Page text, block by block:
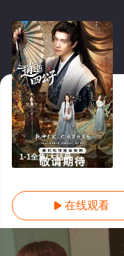
1-1全集/大结局
 在线观看